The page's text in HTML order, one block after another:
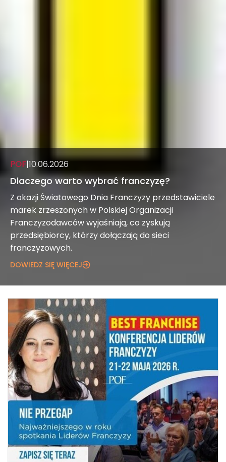
POF|10.06.2026
Dlaczego warto wybrać franczyzę?
Z okazji Światowego Dnia Franczyzy przedstawiciele
marek zrzeszonych w Polskiej Organizacji
Franczyzodawców wyjaśniają, co zyskują
przedsiębiorcy, którzy dołączają do sieci
franczyzowych.
DOWIEDZ SIĘ WIĘCEJ